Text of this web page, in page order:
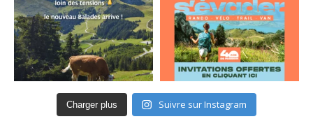
Charger plus Suivre sur Instagram